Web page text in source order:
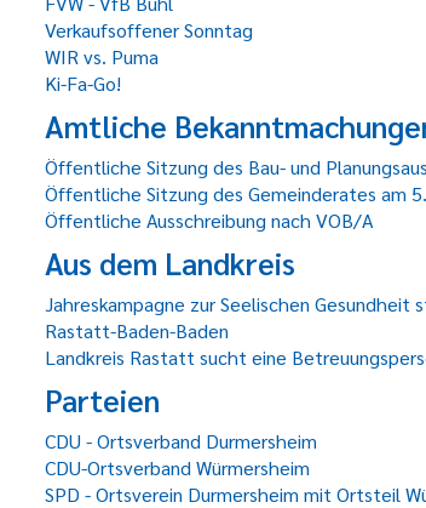
Verkaufsoffener Sonntag
WIR vs. Puma
Ki-Fa-Go!
Amtliche
Öffentliche Sitzung des Bau- und
Öffentliche Sitzung des Gemeinderates am
Öffentliche Ausschreibung nach VOB/A
Aus dem Landkreis
Jahreskampagne zur Seelischen
Rastatt-Baden-Baden
Landkreis Rastatt sucht eine
Parteien
CDU - Ortsverband Durmersheim
CDU-Ortsverband Würmersheim
SPD - Ortsverein Durmersheim mit Ortsteil